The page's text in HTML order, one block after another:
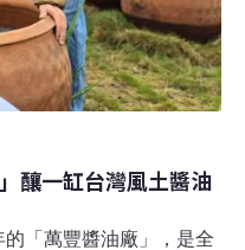
釀一缸台灣風土醬油
「萬豐醬油廠」，是全